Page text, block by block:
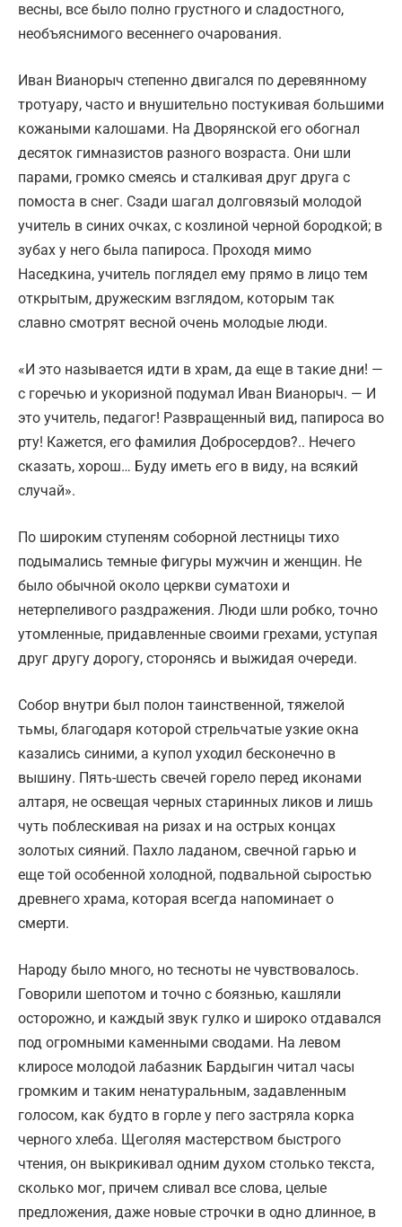
весны, все было полно грустного и сладостного,
необъяснимого весеннего очарования.
Иван Вианорыч степенно двигался по деревянному
тротуару, часто и внушительно постукивая большими
кожаными калошами. На Дворянской его обогнал
десяток гимназистов разного возраста. Они шли
парами, громко смеясь и сталкивая друг друга с
помоста в снег. Сзади шагал долговязый молодой
учитель в синих очках, с козлиной черной бородкой; в
зубах у него была папироса. Проходя мимо
Наседкина, учитель поглядел ему прямо в лицо тем
открытым, дружеским взглядом, которым так
славно смотрят весной очень молодые люди.
«И это называется идти в храм, да еще в такие дни! —
с горечью и укоризной подумал Иван Вианорыч. — И
это учитель, педагог! Развращенный вид, папироса во
рту! Кажется, его фамилия Добросердов?.. Нечего
сказать, хорош… Буду иметь его в виду, на всякий
случай».
По широким ступеням соборной лестницы тихо
подымались темные фигуры мужчин и женщин. Не
было обычной около церкви суматохи и
нетерпеливого раздражения. Люди шли робко, точно
утомленные, придавленные своими грехами, уступая
друг другу дорогу, сторонясь и выжидая очереди.
Собор внутри был полон таинственной, тяжелой
тьмы, благодаря которой стрельчатые узкие окна
казались синими, а купол уходил бесконечно в
вышину. Пять-шесть свечей горело перед иконами
алтаря, не освещая черных старинных ликов и лишь
чуть поблескивая на ризах и на острых концах
золотых сияний. Пахло ладаном, свечной гарью и
еще той особенной холодной, подвальной сыростью
древнего храма, которая всегда напоминает о
смерти.
Народу было много, но тесноты не чувствовалось.
Говорили шепотом и точно с боязнью, кашляли
осторожно, и каждый звук гулко и широко отдавался
под огромными каменными сводами. На левом
клиросе молодой лабазник Бардыгин читал часы
громким и таким ненатуральным, задавленным
голосом, как будто в горле у пего застряла корка
черного хлеба. Щеголяя мастерством быстрого
чтения, он выкрикивал одним духом столько текста,
сколько мог, причем сливал все слова, целые
предложения, даже новые строчки в одно длинное, в